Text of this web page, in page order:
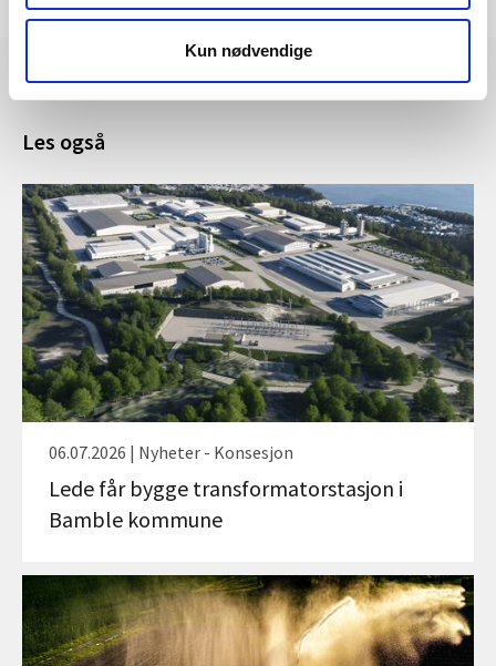
Kun nødvendige
Les også
06.07.2026 | Nyheter - Konsesjon
Lede får bygge transformatorstasjon i
Bamble kommune